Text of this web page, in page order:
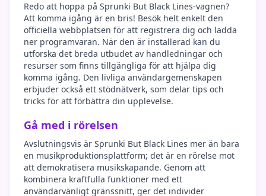
Redo att hoppa på Sprunki But Black Lines-vagnen?
Att komma igång är en bris! Besök helt enkelt den
officiella webbplatsen för att registrera dig och ladda
ner programvaran. När den är installerad kan du
utforska det breda utbudet av handledningar och
resurser som finns tillgängliga för att hjälpa dig
komma igång. Den livliga användargemenskapen
erbjuder också ett stödnätverk, som delar tips och
tricks för att förbättra din upplevelse.
Gå med i rörelsen
Avslutningsvis är Sprunki But Black Lines mer än bara
en musikproduktionsplattform; det är en rörelse mot
att demokratisera musikskapande. Genom att
kombinera kraftfulla funktioner med ett
användarvänligt gränssnitt, ger det individer